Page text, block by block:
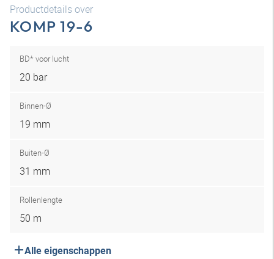
Productdetails over
KOMP 19-6
BD* voor lucht
20 bar
Binnen-Ø
19 mm
Buiten-Ø
31 mm
Rollenlengte
50 m
Alle eigenschappen